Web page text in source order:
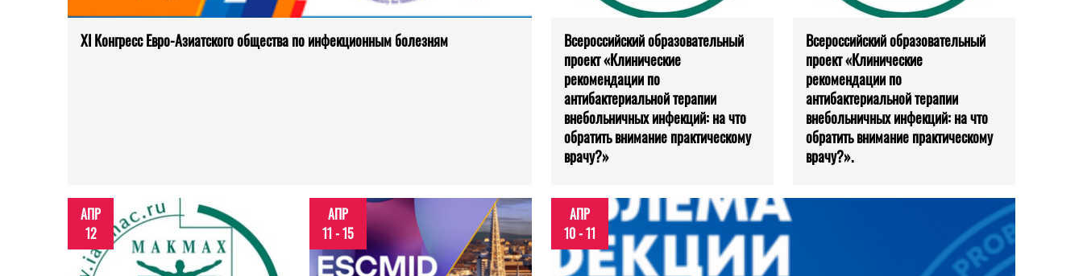
XI Конгресс Евро-Азиатского общества по инфекционным болезням
Всероссийский образовательный
проект «Клинические
рекомендации по
антибактериальной терапии
внебольничных инфекций: на что
обратить внимание практическому
врачу?»
Всероссийский образовательный
проект «Клинические
рекомендации по
антибактериальной терапии
внебольничных инфекций: на что
обратить внимание практическому
врачу?».
АПР
12
АПР
11 - 15
АПР
10 - 11